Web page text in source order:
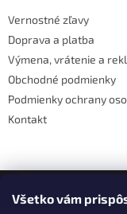
Všetko vám
Vernostné zľavy
Doprava a platba
Výmena, vrátenie a
Obchodné podmienky
Podmienky ochrany
Kontakt
Facebook